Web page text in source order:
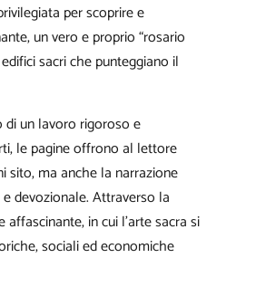
per scoprire e
un vero e proprio “rosario
sacri che punteggiano il
un lavoro rigoroso e
le pagine offrono al lettore
sito, ma anche la narrazione
devozionale. Attraverso la
in cui l’arte sacra si
sociali ed economiche